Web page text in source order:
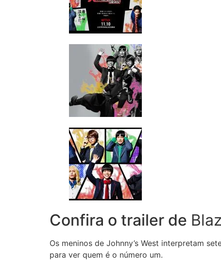
Confira o trailer de
Os meninos de Johnny’s West interpretam
para ver quem é o número um.